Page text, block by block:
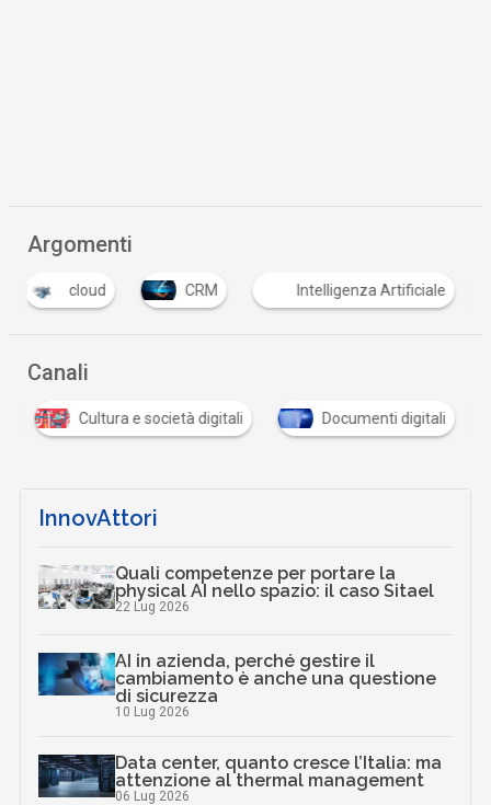
Argomenti
cloud CRM Intelligenza Artificiale
Canali
Cultura e società digitali Documenti digitali
InnovAttori
Quali competenze per portare la
physical AI nello spazio: il caso Sitael
22 Lug 2026
AI in azienda, perché gestire il
cambiamento è anche una questione
di sicurezza
10 Lug 2026
Data center, quanto cresce l’Italia: ma
attenzione al thermal management
06 Lug 2026